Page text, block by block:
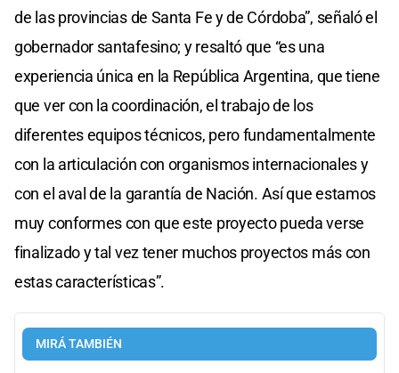
de las provincias de Santa Fe y de Córdoba”, señaló el
gobernador santafesino; y resaltó que “es una
experiencia única en la República Argentina, que tiene
que ver con la coordinación, el trabajo de los
diferentes equipos técnicos, pero fundamentalmente
con la articulación con organismos internacionales y
con el aval de la garantía de Nación. Así que estamos
muy conformes con que este proyecto pueda verse
finalizado y tal vez tener muchos proyectos más con
estas características”.
MIRÁ TAMBIÉN